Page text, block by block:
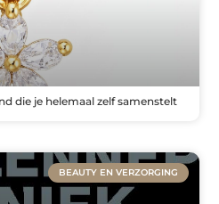
die je helemaal zelf samenstelt
BEAUTY EN VERZORGING